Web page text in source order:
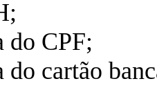
do CPF;
do cartão